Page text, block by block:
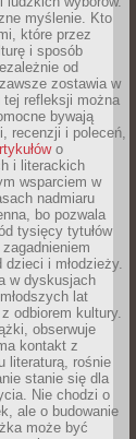
myślenie. Kto
które przez
i sposób
od
zostawia w
refleksji można
bywają
recenzji i poleceń,
o
i literackich
wsparciem w
nadmiaru
bo pozwala
tysięcy tytułów
i młodzieży.
w dyskusjach
lat
odbiorem kultury.
obserwuje
kontakt z
literaturą, rośnie
stanie się dla
Nie chodzi o
ale o budowanie
może być